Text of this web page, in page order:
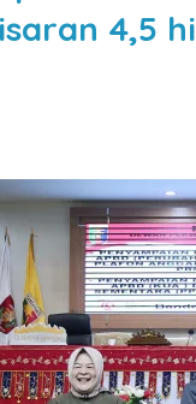
4,5